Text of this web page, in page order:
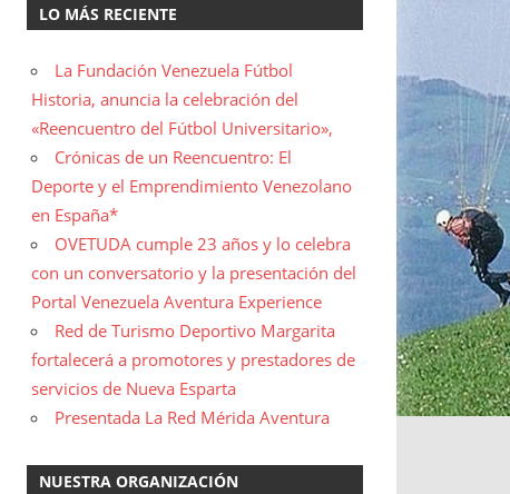
LO MÁS RECIENTE
La Fundación Venezuela Fútbol
Historia, anuncia la celebración del
«Reencuentro del Fútbol Universitario»,
Crónicas de un Reencuentro: El
Deporte y el Emprendimiento Venezolano
en España*
OVETUDA cumple 23 años y lo celebra
con un conversatorio y la presentación del
Portal Venezuela Aventura Experience
Red de Turismo Deportivo Margarita
fortalecerá a promotores y prestadores de
servicios de Nueva Esparta
Presentada La Red Mérida Aventura
NUESTRA ORGANIZACIÓN